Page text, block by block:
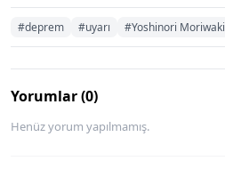
#deprem #uyarı #Yoshinori Moriwaki
Yorumlar (0)
Henüz yorum yapılmamış.